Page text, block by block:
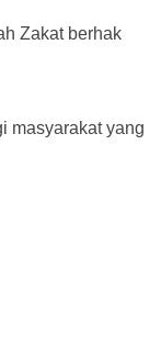
Zakat berhak
masyarakat yang